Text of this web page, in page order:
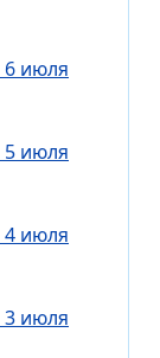
6 июля
5 июля
4 июля
3 июля